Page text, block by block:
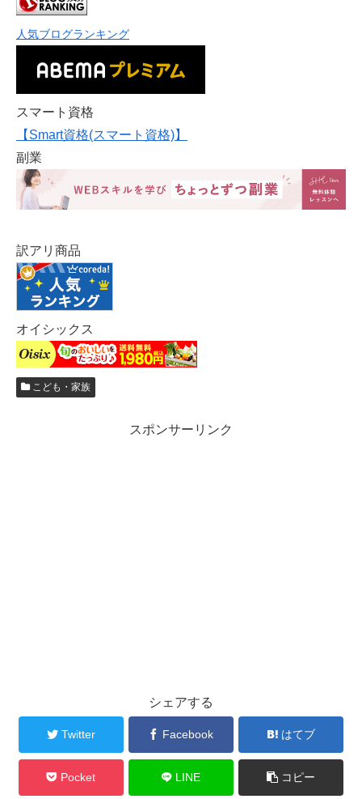
人気ブログランキング
スマート資格
【Smart資格(スマート資格)】
副業
訳アリ商品
オイシックス
こども・家族
スポンサーリンク
シェアする
Twitter Facebook はてブ
Pocket LINE コピー